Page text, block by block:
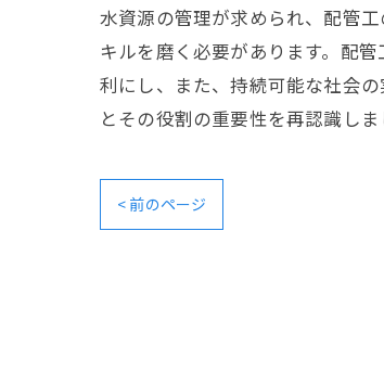
水資源の管理が求められ、配管
キルを磨く必要があります。配
利にし、また、持続可能な社会
とその役割の重要性を再認識しま
< 前のページ